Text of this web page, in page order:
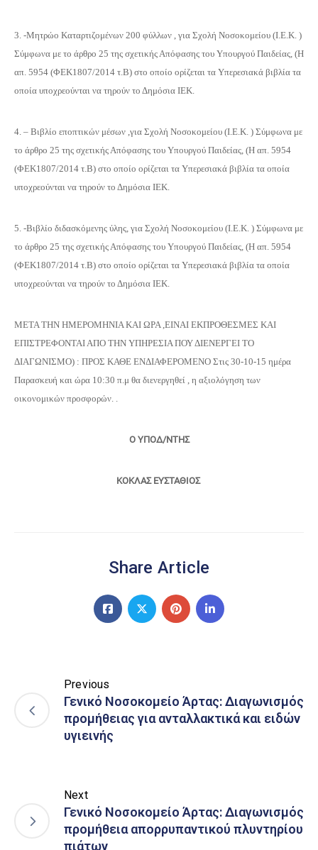
3. -Μητρώο Καταρτιζομένων 200 φύλλων , για Σχολή Νοσοκομείου (Ι.Ε.Κ. )
Σύμφωνα με το άρθρο 25 της σχετικής Απόφασης του Υπουργού Παιδείας, (Η
απ. 5954 (ΦΕΚ1807/2014 τ.Β) στο οποίο ορίζεται τα Υπερεσιακά βιβλία τα
οποία υποχρεούνται να τηρούν το Δημόσια ΙΕΚ.
4. – Βιβλίο εποπτικών μέσων ,για Σχολή Νοσοκομείου (Ι.Ε.Κ. ) Σύμφωνα με
το άρθρο 25 της σχετικής Απόφασης του Υπουργού Παιδείας, (Η απ. 5954
(ΦΕΚ1807/2014 τ.Β) στο οποίο ορίζεται τα Υπερεσιακά βιβλία τα οποία
υποχρεούνται να τηρούν το Δημόσια ΙΕΚ.
5. -Βιβλίο διδασκόμενης ύλης, για Σχολή Νοσοκομείου (Ι.Ε.Κ. ) Σύμφωνα με
το άρθρο 25 της σχετικής Απόφασης του Υπουργού Παιδείας, (Η απ. 5954
(ΦΕΚ1807/2014 τ.Β) στο οποίο ορίζεται τα Υπερεσιακά βιβλία τα οποία
υποχρεούνται να τηρούν το Δημόσια ΙΕΚ.
ΜΕΤΑ ΤΗΝ ΗΜΕΡΟΜΗΝΙΑ ΚΑΙ ΩΡΑ ,ΕΙΝΑΙ ΕΚΠΡΟΘΕΣΜΕΣ ΚΑΙ
ΕΠΙΣΤΡΕΦΟΝΤΑΙ ΑΠΟ ΤΗΝ ΥΠΗΡΕΣΙΑ ΠΟΥ ΔΙΕΝΕΡΓΕΙ ΤΟ
ΔΙΑΓΩΝΙΣΜΟ) : ΠΡΟΣ ΚΑΘΕ ΕΝΔΙΑΦΕΡΟΜΕΝΟ Στις 30-10-15 ημέρα
Παρασκευή και ώρα 10:30 π.μ θα διενεργηθεί , η αξιολόγηση των
οικονομικών προσφορών. .
Ο ΥΠΟΔ/ΝΤΗΣ
ΚΟΚΛΑΣ ΕΥΣΤΑΘΙΟΣ
Share Article
Previous
Γενικό Νοσοκομείο Άρτας: Διαγωνισμός
προμήθειας για ανταλλακτικά και ειδών
υγιεινής
Next
Γενικό Νοσοκομείο Άρτας: Διαγωνισμός
προμήθεια απορρυπαντικού πλυντηρίου
πιάτων